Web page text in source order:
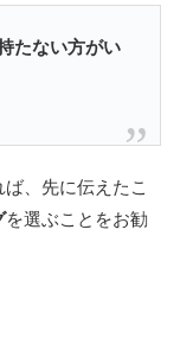
たない方がい
、先に伝えたこ
を選ぶことをお勧